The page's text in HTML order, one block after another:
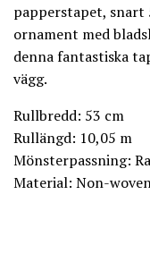
papperstapet,
ornament med
denna fantastiska
vägg.
Rullbredd: 53 cm
Rullängd: 10,05 m
Mönsterpassning:
Material: Non-